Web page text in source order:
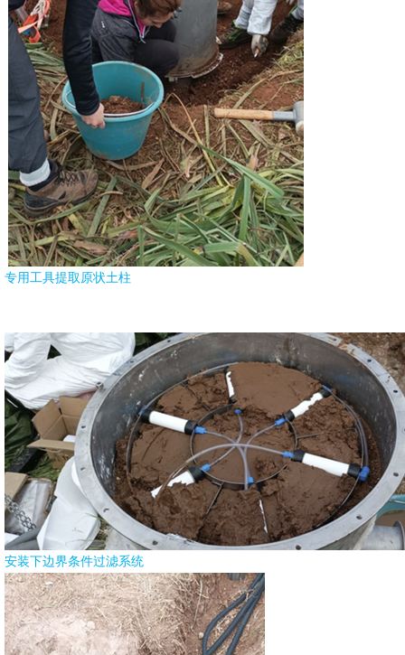
专用工具提取原状土柱
安装下边界条件过滤系统